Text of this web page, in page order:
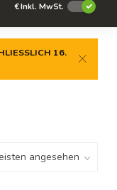
€Inkl. MwSt.
16.